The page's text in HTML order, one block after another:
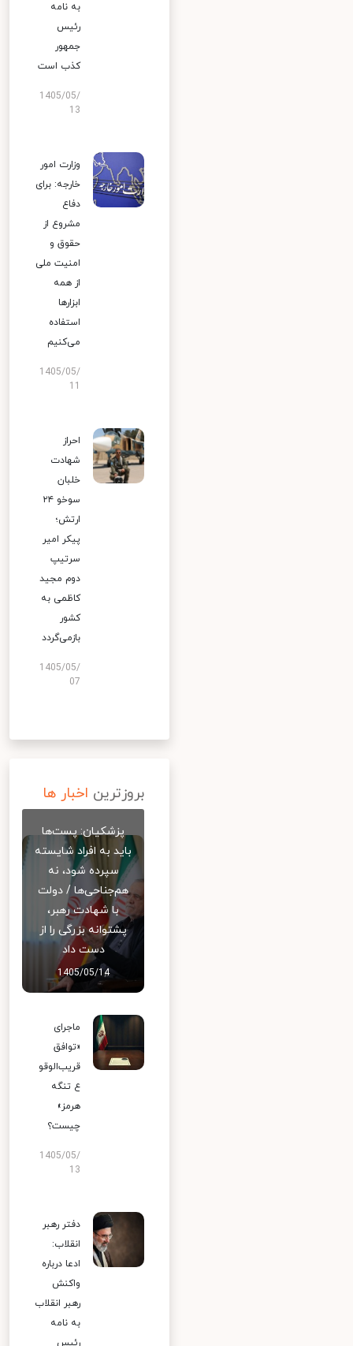
به نامه
رئیس
جمهور
کذب است
1405/05/
13
وزارت امور
خارجه: برای
دفاع
مشروع از
حقوق و
امنیت ملی
از همه
ابزارها
استفاده
می‌کنیم
1405/05/
احراز
شهادت
خلبان
سوخو ۲۴
ارتش؛
پیکر امیر
سرتیپ
دوم مجید
کاظمی به
کشور
بازمی‌گردد
1405/05/
07
بروزترین اخبار ها
پزشکیان: پست‌ها
باید به افراد شایسته
سپرده شود، نه
هم‌جناحی‌ها / دولت
با شهادت رهبر،
پشتوانه بزرگی را از
دست داد
1405/05/14
ماجرای
«توافق
قریب‌الوقو
ع تنگه
هرمز»
چیست؟
1405/05/
13
دفتر رهبر
انقلاب:
ادعا درباره
واکنش
رهبر انقلاب
به نامه
رئیس